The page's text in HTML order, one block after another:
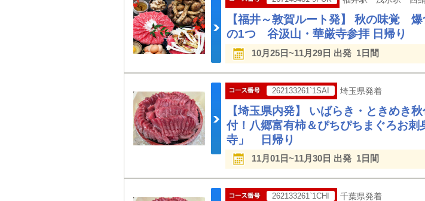
【福井～敦賀ルート発】 秋の味覚
の1つ 谷汲山・華厳寺参拝 日帰り
10月25日~11月29日 出発 1日間
262133261`1SAI 埼玉県発着
【埼玉県内発】 いばらき・ときめき
付！八郷富有柿＆ぴちぴちまぐろお
寺」 日帰り
11月01日~11月30日 出発 1日間
262133261`1CHI 千葉県発着